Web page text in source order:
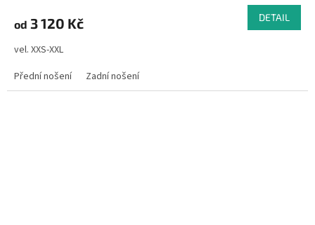
od 3 120 Kč DETAIL
vel. XXS-XXL
Přední nošení
Zadní nošení